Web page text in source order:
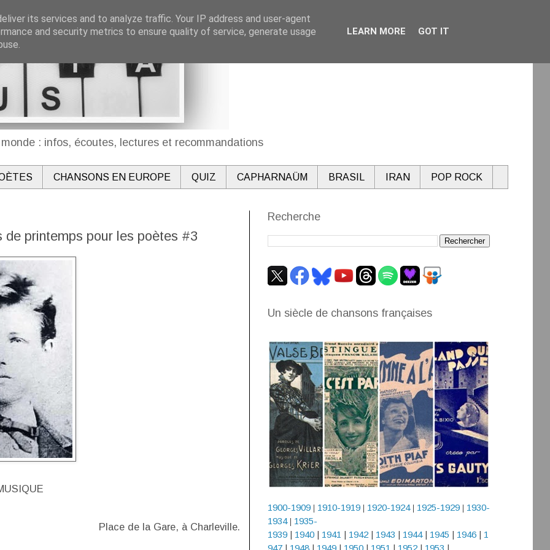
: infos, écoutes, lectures et recommandations
CHANSONS EN EUROPE QUIZ CAPHARNAÜM BRASIL IRAN POP ROCK
printemps pour les poètes #3
Place de la Gare, à Charleville.
Recherche
Un siècle de chansons françaises
1900-1909| 1910-1919| 1920-1924| 1925-1929| 1930-
1934| 1935-
1939 | 1940| 1941 | 1942| 1943 | 1944 | 1945 | 1946 | 1
its services and to analyze traffic. Your IP address and user-agent
and security metrics to ensure quality of service, generate usage
LEARN MORE GOT IT